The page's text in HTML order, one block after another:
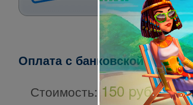
Оплата с банковской карты
Стоимость: 150 pуб.